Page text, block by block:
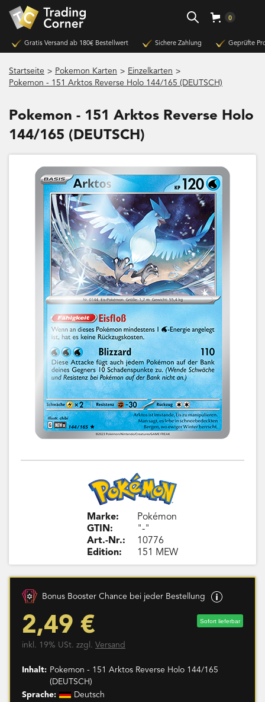
0
Gratis Versand ab 180€ Bestellwert Sichere Zahlung Geprüfte
Startseite > Pokemon Karten > Einzelkarten >
Pokemon - 151 Arktos Reverse Holo 144/165 (DEUTSCH)
Pokemon - 151 Arktos Reverse Holo
144/165 (DEUTSCH)
Marke:
GTIN:
Art.-Nr.:
Edition:
Pokémon
"-"
10776
151 MEW
Bonus Booster Chance bei jeder Bestellung
2,49 € Sofort lieferbar
inkl. 19% USt. zzgl. Versand
Inhalt: Pokemon - 151 Arktos Reverse Holo 144/165
(DEUTSCH)
Sprache:
Deutsch